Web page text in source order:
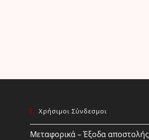
Χρήσιμοι Σύνδεσμοι
Μεταφορικά – Έξοδα αποστολής